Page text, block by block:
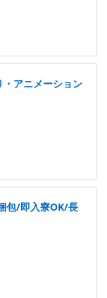
・アニメーション
包/即入寮OK/長